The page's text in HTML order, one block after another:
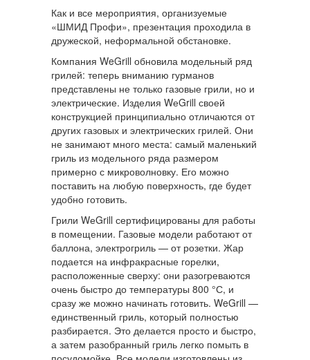
Как и все мероприятия, организуемые
«ШМИД Профи», презентация проходила в
дружеской, неформальной обстановке.
Компания WeGrill обновила модельный ряд
грилей: теперь вниманию гурманов
представлены не только газовые грили, но и
электрические. Изделия WеGrill своей
конструкцией принципиально отличаются от
других газовых и электрических грилей. Они
не занимают много места: самый маленький
гриль из модельного ряда размером
примерно с микроволновку. Его можно
поставить на любую поверхность, где будет
удобно готовить.
Грили WеGrill сертифицированы для работы
в помещении. Газовые модели работают от
баллона, электрогриль — от розетки. Жар
подается на инфракрасные горелки,
расположенные сверху: они разогреваются
очень быстро до температуры 800 °С, и
сразу же можно начинать готовить. WeGrill —
единственный гриль, который полностью
разбирается. Это делается просто и быстро,
а затем разобранный гриль легко помыть в